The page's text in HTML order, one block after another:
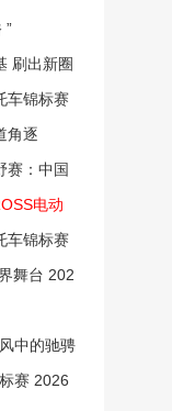
”
刷出新圈
车锦标赛
角逐
赛：中国
电动
车锦标赛
舞台 202
9月举行
中的驰骋
赛 2026